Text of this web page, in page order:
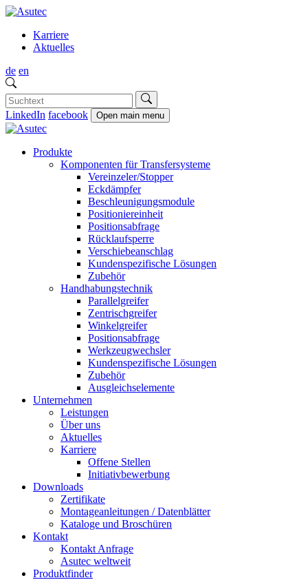
Karriere
Aktuelles
de en
LinkedIn facebook Open main menu
Produkte
Komponenten für Transfersysteme
Vereinzeler/Stopper
Eckdämpfer
Beschleunigungsmodule
Positioniereinheit
Positionsabfrage
Rücklaufsperre
Verschiebeanschlag
Kundenspezifische Lösungen
Zubehör
Handhabungstechnik
Parallelgreifer
Zentrischgreifer
Winkelgreifer
Positionsabfrage
Werkzeugwechsler
Kundenspezifische Lösungen
Zubehör
Ausgleichselemente
Unternehmen
Leistungen
Über uns
Aktuelles
Karriere
Offene Stellen
Initiativbewerbung
Downloads
Zertifikate
Montageanleitungen / Datenblätter
Kataloge und Broschüren
Kontakt
Kontakt Anfrage
Asutec weltweit
Produktfinder